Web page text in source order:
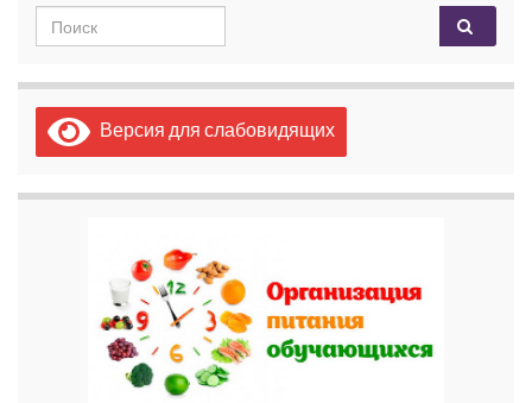
Search for:
Версия для слабовидящих